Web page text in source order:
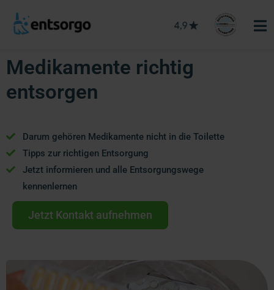
Medikamente richtig
entsorgen
Darum gehören Medikamente nicht in die Toilette
Tipps zur richtigen Entsorgung
Jetzt informieren und alle Entsorgungswege
kennenlernen
Jetzt Kontakt aufnehmen